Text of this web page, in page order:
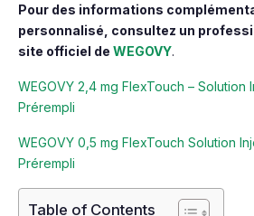
Pour des informations
personnalisé, consultez un
site officiel de WEGOVY.
WEGOVY 2,4 mg FlexTouch – Solution
Prérempli
WEGOVY 0,5 mg FlexTouch Solution
Prérempli
Table of Contents